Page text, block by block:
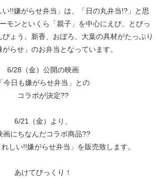
!!嫌がらせ弁当」は、「日の丸弁当!?」と思
モンといくら「親子」を中心にえび、とびっ
ょう、新香、おぼろ、大葉の具材がたっぷり
らせ」のお弁当となっています。
6/28（金）公開の映画
「今日も嫌がらせ弁当」との
コラボが決定??
6/21（金）より、
画にちなんだコラボ商品??
れしい!!嫌がらせ弁当」を販売致します。
あけてびっくり！